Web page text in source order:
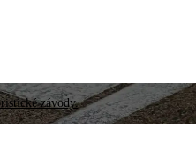
závody.